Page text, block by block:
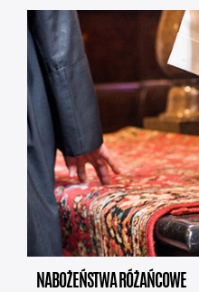
NABOŻEŃSTWA RÓŻAŃCOWE